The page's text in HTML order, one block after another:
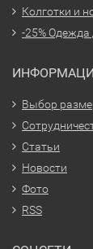
Колготки и
-25%
Выбор
Статьи
Новости
Фото
RSS